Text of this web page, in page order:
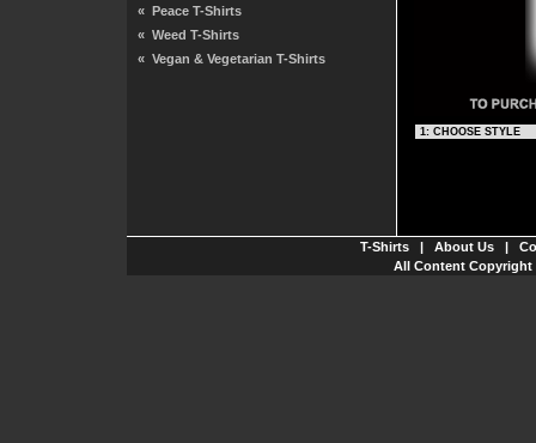
« Peace T-Shirts
« Weed T-Shirts
« Vegan & Vegetarian T-Shirts
T-Shirts| About Us|
All Content Copyright